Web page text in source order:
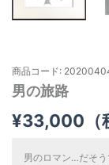
商品コード:
男の旅路
¥33,000
男のロマン…だそう